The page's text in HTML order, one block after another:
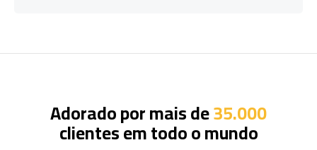
Adorado por mais de35.000
clientes em todo o mundo